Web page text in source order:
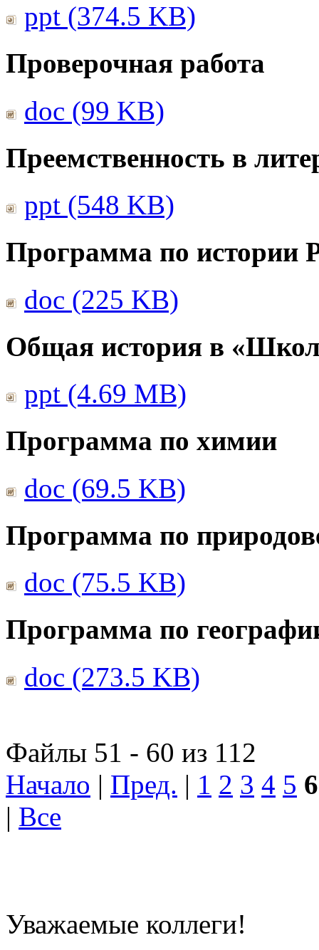
ppt (374.5 KB)
Проверочная работа
doc (99 KB)
Преемственность в
ppt (548 KB)
Программа по истории
doc (225 KB)
Общая история в
ppt (4.69 MB)
Программа по химии
doc (69.5 KB)
Программа по
doc (75.5 KB)
Программа по
doc (273.5 KB)
Файлы 51 - 60 из 112
Начало | Пред. | 1 2 3 4 5 6
| Все
Уважаемые коллеги!